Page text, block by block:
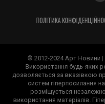
ПОЛІТИКА
© 2012-2024 Арт Новини |
Використання будь-яких
дозволяється за вказівкою
систем гіперпосилання
розміщується
використання матеріалів.